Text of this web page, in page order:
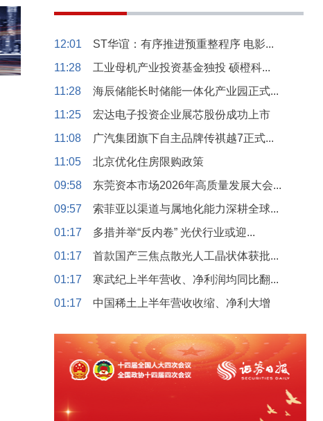
12:01
ST华谊：有序推进预重整程序 电影...
11:28
工业母机产业投资基金独投 硕橙科...
11:28
海辰储能长时储能一体化产业园正式...
11:25
宏达电子投资企业展芯股份成功上市
11:08
广汽集团旗下自主品牌传祺越7正式...
11:05
北京优化住房限购政策
09:58
东莞资本市场2026年高质量发展大会...
09:57
索菲亚以渠道与属地化能力深耕全球...
01:17
多措并举“反内卷” 光伏行业或迎...
01:17
首款国产三焦点散光人工晶状体获批...
01:17
寒武纪上半年营收、净利润均同比翻...
01:17
中国稀土上半年营收收缩、净利大增